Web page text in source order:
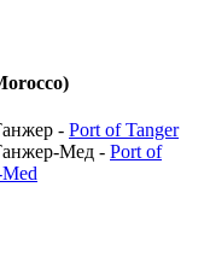
- Port of Tanger
Мед - Port of